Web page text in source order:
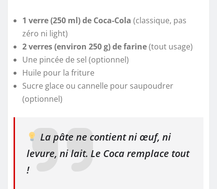
1 verre (250 ml) de Coca-Cola (classique, pas
zéro ni light)
2 verres (environ 250 g) de farine(tout usage)
Une pincée de sel (optionnel)
Huile pour la friture
Sucre glace ou cannelle pour saupoudrer
(optionnel)
La pâte ne contient ni œuf, ni
levure, ni lait. Le Coca remplace tout
!